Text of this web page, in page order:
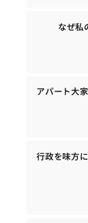
なぜ私
アパート大
行政を味方